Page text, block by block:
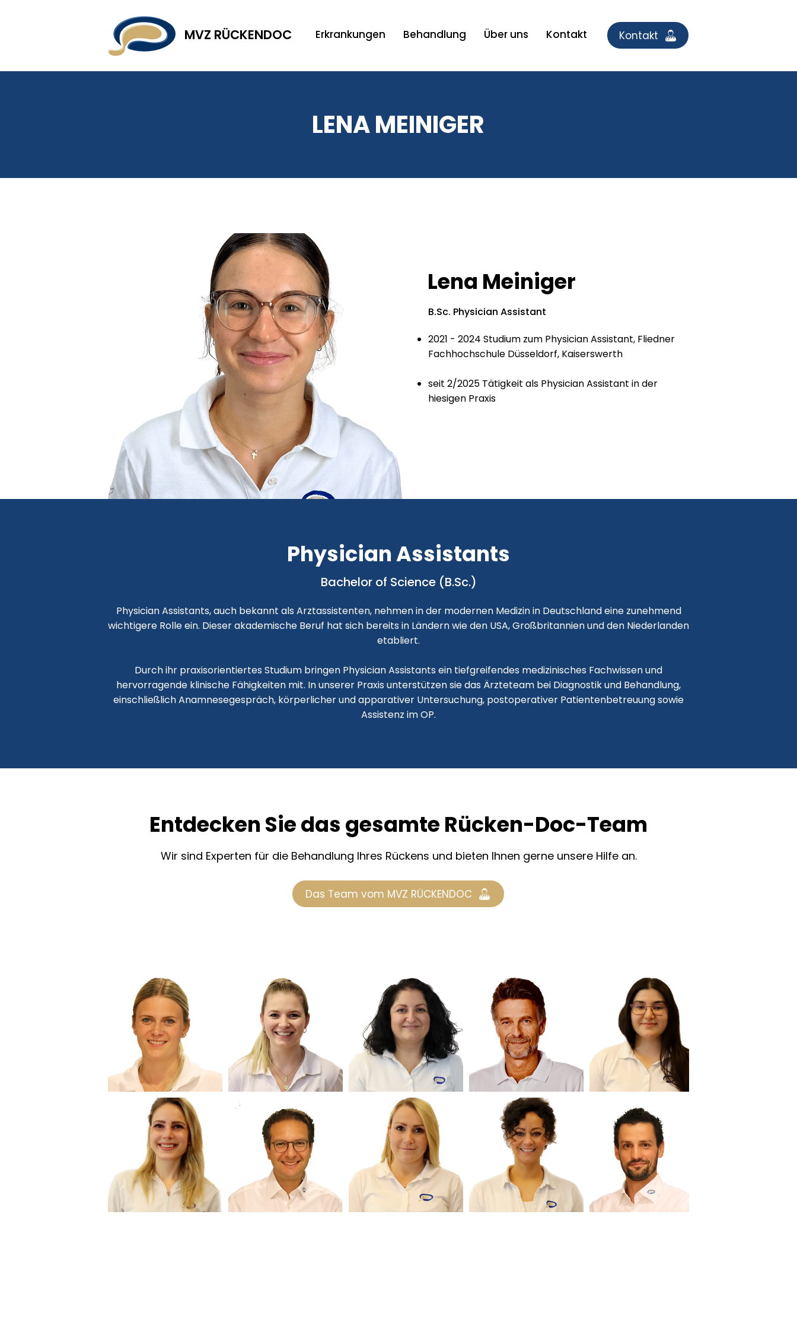
MVZ RÜCKENDOC Erkrankungen Behandlung Über uns Kontakt Kontakt
LENA MEINIGER
Lena Meiniger
B.Sc. Physician Assistant
2021 - 2024 Studium zum Physician Assistant, Fliedner
Fachhochschule Düsseldorf, Kaiserswerth
seit 2/2025 Tätigkeit als Physician Assistant in der
hiesigen Praxis
Physician Assistants
Bachelor of Science (B.Sc.)
Physician Assistants, auch bekannt als Arztassistenten, nehmen in der modernen Medizin in Deutschland eine zunehmend
wichtigere Rolle ein. Dieser akademische Beruf hat sich bereits in Ländern wie den USA, Großbritannien und den Niederlanden
etabliert.
Durch ihr praxisorientiertes Studium bringen Physician Assistants ein tiefgreifendes medizinisches Fachwissen und
hervorragende klinische Fähigkeiten mit. In unserer Praxis unterstützen sie das Ärzteteam bei Diagnostik und Behandlung,
einschließlich Anamnesegespräch, körperlicher und apparativer Untersuchung, postoperativer Patientenbetreuung sowie
Assistenz im OP.
Entdecken Sie das gesamte Rücken-Doc-Team
Wir sind Experten für die Behandlung Ihres Rückens und bieten Ihnen gerne unsere Hilfe an.
Das Team vom MVZ RÜCKENDOC